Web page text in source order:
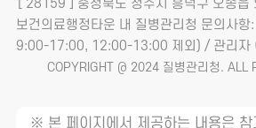
[ 28159 ] 충청북도 청주시 흥덕구 오송
보건의료행정타운 내 질병관리청 문의사
9:00-17:00, 12:00-13:00 제외) / 관리자
COPYRIGHT @ 2024 질병관리청. ALL
※ 본 페이지에서 제공하는 내용은 참